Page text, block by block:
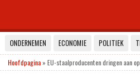
ONDERNEMEN ECONOMIE POLITIEK
Hoofdpagina» EU-staalproducenten dringen aan